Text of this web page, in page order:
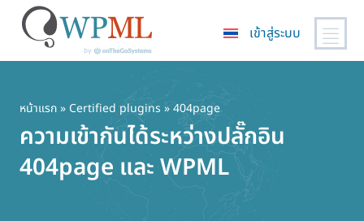
เนื้อหา
หลัก
เข้าสู่ระบบ
หน้าแรก» Certified plugins » 404page
ความเข้ากันได้ระหว่างปลั๊กอิน
404page และ WPML